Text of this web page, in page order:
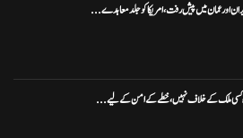
اور عمان میں پیش رفت، امریکا کو جلد معاہدے...
کسی ملک کے خلاف نہیں، خطے کے امن کے لیے...